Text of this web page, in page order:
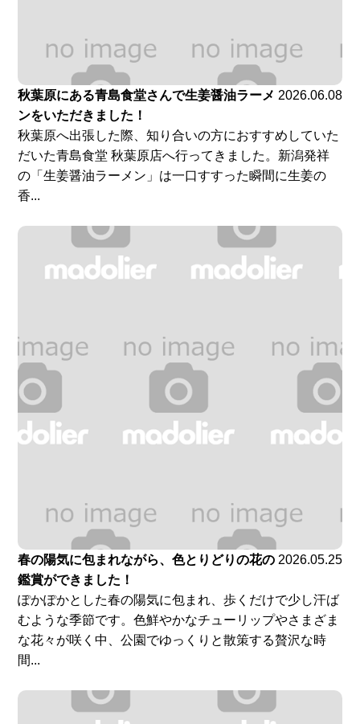
秋葉原にある青島食堂さんで生姜醤油ラーメ
ンをいただきました！
2026.06.08
秋葉原へ出張した際、知り合いの方におすすめしていた
だいた青島食堂 秋葉原店へ行ってきました。新潟発祥
の「生姜醤油ラーメン」は一口すすった瞬間に生姜の
香...
春の陽気に包まれながら、色とりどりの花の
鑑賞ができました！
2026.05.25
ぽかぽかとした春の陽気に包まれ、歩くだけで少し汗ば
むような季節です。色鮮やかなチューリップやさまざま
な花々が咲く中、公園でゆっくりと散策する贅沢な時
間...